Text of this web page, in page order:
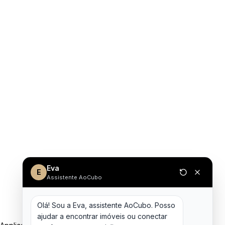
E Eva
Assistente AoCubo
Olá! Sou a Eva, assistente AoCubo. Posso
ajudar a encontrar imóveis ou conectar